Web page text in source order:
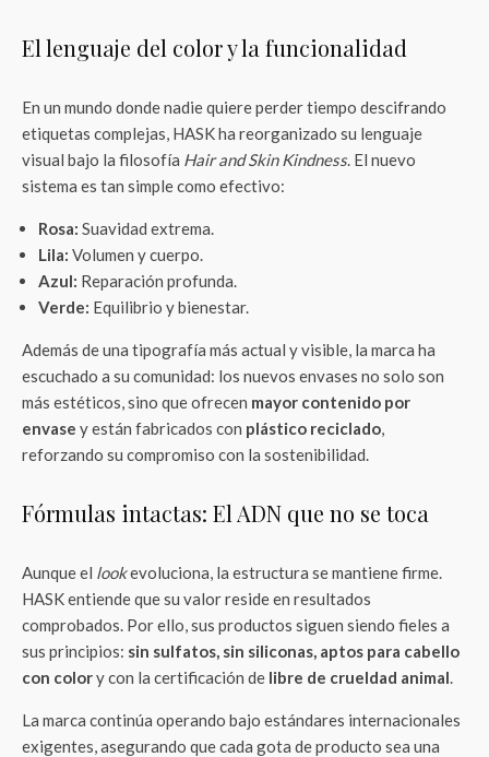
El lenguaje del color y la funcionalidad
En un mundo donde nadie quiere perder tiempo descifrando
etiquetas complejas, HASK ha reorganizado su lenguaje
visual bajo la filosofía Hair and Skin Kindness. El nuevo
sistema es tan simple como efectivo:
Rosa: Suavidad extrema.
Lila: Volumen y cuerpo.
Azul: Reparación profunda.
Verde: Equilibrio y bienestar.
Además de una tipografía más actual y visible, la marca ha
escuchado a su comunidad: los nuevos envases no solo son
más estéticos, sino que ofrecen mayor contenido por
envase y están fabricados con plástico reciclado,
reforzando su compromiso con la sostenibilidad.
Fórmulas intactas: El ADN que no se toca
Aunque el lookevoluciona, la estructura se mantiene firme.
HASK entiende que su valor reside en resultados
comprobados. Por ello, sus productos siguen siendo fieles a
sus principios: sin sulfatos, sin siliconas, aptos para cabello
con colory con la certificación de libre de crueldad animal.
La marca continúa operando bajo estándares internacionales
exigentes, asegurando que cada gota de producto sea una